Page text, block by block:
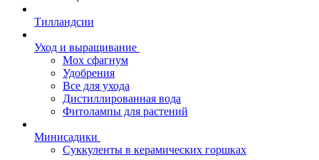
Тилландсии
Уход и выращивание
Мох сфагнум
Удобрения
Все для ухода
Дистиллированная вода
Фитолампы для растений
Минисадики
Суккуленты в керамических горшках